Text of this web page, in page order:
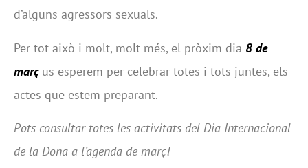
d’alguns agressors sexuals.
Per tot això i molt, molt més, el pròxim dia 8 de
marçus esperem per celebrar totes i tots juntes, els
actes que estem preparant.
Pots consultar totes les activitats del Dia Internacional
de la Dona a l’agenda de març!